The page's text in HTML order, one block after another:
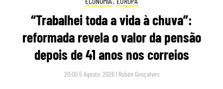
“Trabalhei toda a vida à chuva”:
reformada revela o valor da pensão
depois de 41 anos nos correios
20:00 5 Agosto, 2026 | Rubén Gonçalves